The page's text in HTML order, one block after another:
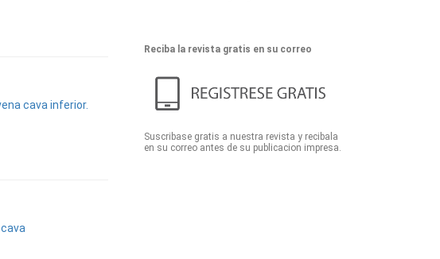
cava inferior.
Reciba la revista gratis en su correo
Suscribase gratis a nuestra revista y recibala
en su correo antes de su publicacion impresa.